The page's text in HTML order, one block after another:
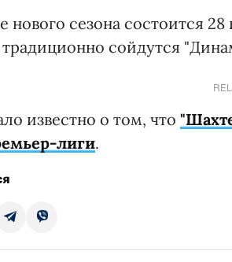
нового сезона состоится
сойдутся
известно о том, что
лиги.